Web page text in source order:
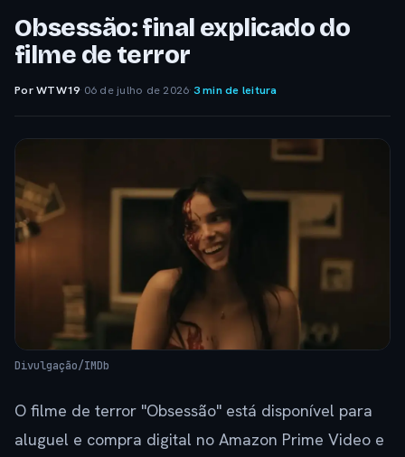
Obsessão: final explicado do
filme de terror
Por WTW19· 06 de julho de 2026·3 min de leitura
Divulgação/IMDb
O filme de terror "Obsessão" está disponível para
aluguel e compra digital no Amazon Prime Video e